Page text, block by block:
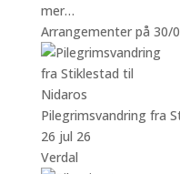
mer…
Arrangementer på 30/
Pilegrimsvandring fra
26 jul 26
Verdal